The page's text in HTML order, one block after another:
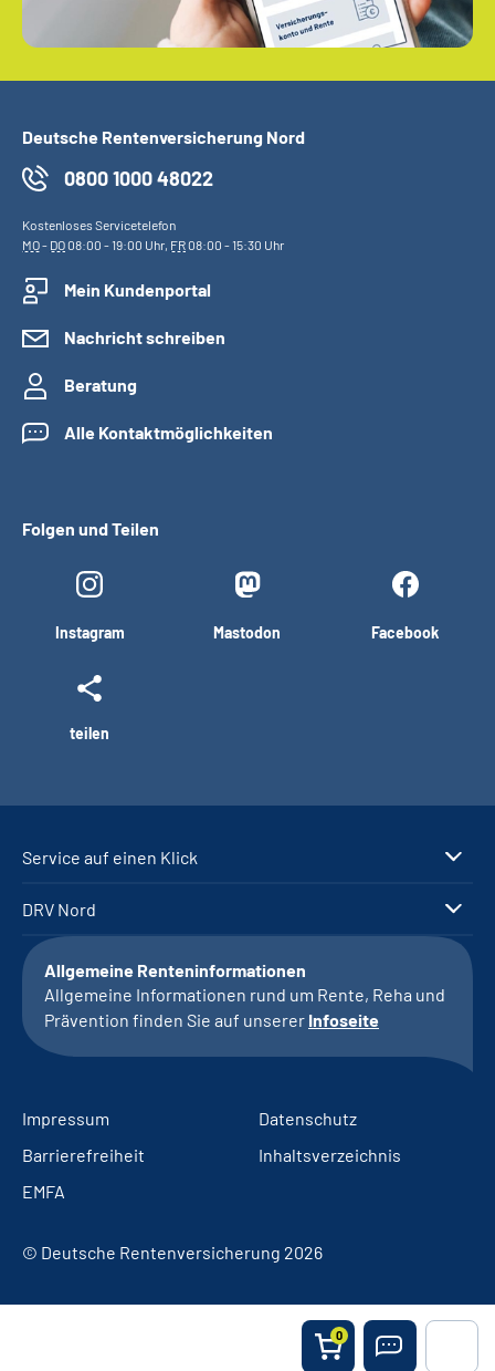
0
Deutsche Rentenversicherung Nord
0800 1000 48022
Kostenloses Servicetelefon
MO- DO08:00 - 19:00 Uhr, FR08:00 - 15:30 Uhr
Mein Kundenportal
Nachricht schreiben
Beratung
Alle Kontaktmöglichkeiten
Folgen und Teilen
Instagram Mastodon Facebook
teilen
Service auf einen Klick
DRV Nord
Allgemeine Renteninformationen
Allgemeine Informationen rund um Rente, Reha und
Prävention finden Sie auf unserer Infoseite
Impressum
Datenschutz
Barrierefreiheit
Inhaltsverzeichnis
EMFA
© Deutsche Rentenversicherung 2026